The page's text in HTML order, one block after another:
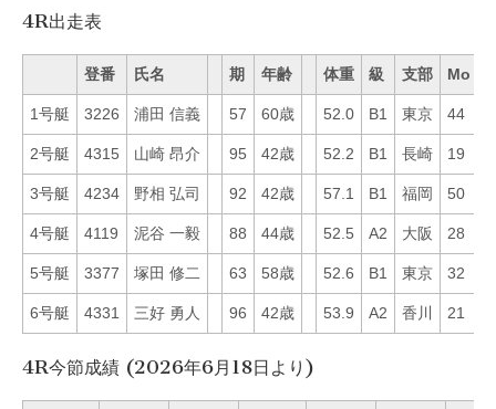
4R出走表
登番 氏名 期 年齢 体重 級 支部 Mo
1号艇 3226 浦田 信義 57 60歳 52.0 B1 東京 44
2号艇 4315 山崎 昂介 95 42歳 52.2 B1 長崎 19
3号艇 4234 野相 弘司 92 42歳 57.1 B1 福岡 50
4号艇 4119 泥谷 一毅 88 44歳 52.5 A2 大阪 28
5号艇 3377 塚田 修二 63 58歳 52.6 B1 東京 32
6号艇 4331 三好 勇人 96 42歳 53.9 A2 香川 21
4R今節成績 (2026年6月18日より)